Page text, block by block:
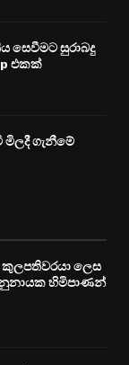
සෙවීමට සුරාබදු
එකක්
ගැනීමේ
ලෙස
හිමිපාණන්